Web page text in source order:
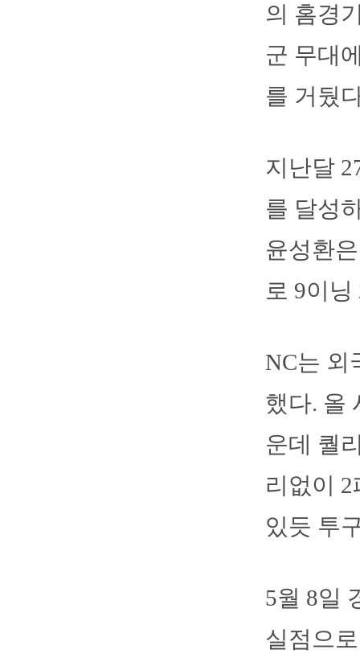
의 홈경
군 무대
를 거뒀
지난달
를 달성
윤성환
로 9이
NC는 외
했다. 올
운데 퀄
리없이
있듯 투
5월 8일
실점으